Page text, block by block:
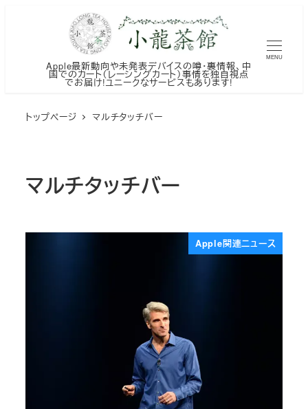
Apple最新動向や未発表デバイスの噂・裏情報、中
国でのカート（レーシングカート）事情を独自視点
でお届け!ユニークなサービスもあります!
MENU
トップページ マルチタッチバー
マルチタッチバー
Apple関連ニュース